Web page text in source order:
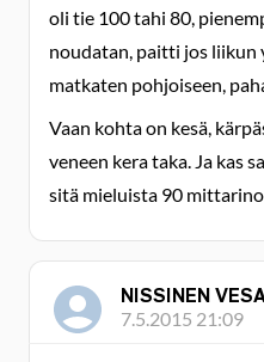
oli tie 100 tahi 80,
noudatan, paitti jos
matkaten pohjoiseen,
Vaan kohta on kesä,
veneen kera taka. Ja kas
sitä mieluista 90
NISSINEN
7.5.2015 21:09